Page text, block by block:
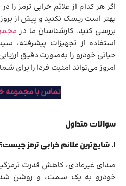
اگر هر کدام از علائم خرابی ترمز
بهتر است ریسک نکنید و پیش از
بررسی کنید. کارشناسان ما در
استفاده از تجهیزات پیشرفته،
حیاتی خودرو را به‌صورت دقیق
امروز می‌تواند امنیت فردا را برای
تماس با مجموعه
سوالات متداول
۱. شایع‌ترین علائم خرابی ترمز چیست؟
صدای غیرعادی، کاهش قدرت
خودرو به یک سمت، و روشن